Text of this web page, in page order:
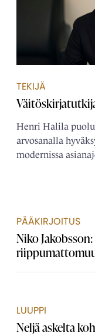
TEKIJÄ
Henri Halila
arvosanalla
modernissa
PÄÄKIRJOITUS
Niko
LUUPPI
Neljä askelta